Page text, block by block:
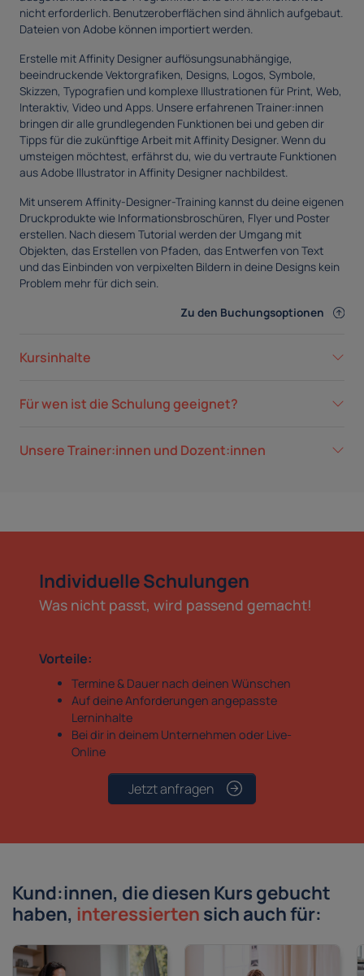
nicht erforderlich. Benutzeroberflächen sind ähnlich aufgebaut.
Dateien von Adobe können importiert werden.
Erstelle mit Affinity Designer auflösungsunabhängige,
beeindruckende Vektorgrafiken, Designs, Logos, Symbole,
Skizzen, Typografien und komplexe Illustrationen für Print, Web,
Interaktiv, Video und Apps. Unsere erfahrenen Trainer:innen
bringen dir alle grundlegenden Funktionen bei und geben dir
Tipps für die zukünftige Arbeit mit Affinity Designer. Wenn du
umsteigen möchtest, erfährst du, wie du vertraute Funktionen
aus Adobe Illustrator in Affinity Designer nachbildest.
Mit unserem Affinity-Designer-Training kannst du deine eigenen
Druckprodukte wie Informationsbroschüren, Flyer und Poster
erstellen. Nach diesem Tutorial werden der Umgang mit
Objekten, das Erstellen von Pfaden, das Entwerfen von Text
und das Einbinden von verpixelten Bildern in deine Designs kein
Problem mehr für dich sein.
Zu den Buchungsoptionen
Kursinhalte
Für wen ist die Schulung geeignet?
Unsere Trainer:innen und Dozent:innen
Individuelle Schulungen
Was nicht passt, wird passend gemacht!
Vorteile:
Termine & Dauer nach deinen Wünschen
Auf deine Anforderungen angepasste
Lerninhalte
Bei dir in deinem Unternehmen oder Live-
Online
Jetzt anfragen
Kund:innen, die diesen Kurs gebucht
haben, interessiertensich auch für: